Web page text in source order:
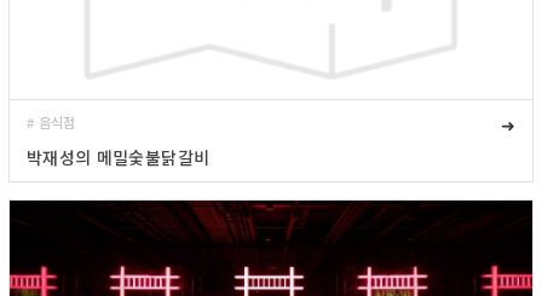
# 음식점
➜
박재성의 메밀숯불닭갈비